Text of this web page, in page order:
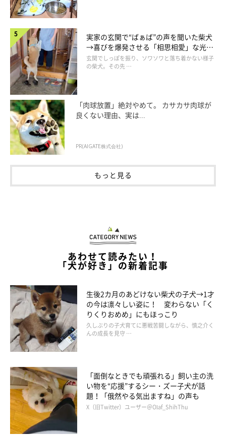
モカアンサラルナ(@mokaannsara_shiba)がシェアした投稿
（写真左から）犬のサラちゃん、猫のルナちゃん
@mokaannsara_shiba
普段からとても仲良しなサラちゃん、ルナちゃん。くっついた
り、じゃれ合ったり、ペロペロしたり、一緒に寝たりと、日常で
は2匹の可愛いやりとりが見られるようです。
本格的に寒くなってくるこれからの季節。ギュッと密着する2匹
の愛らしい姿がたくさん見られるかもしれませんね♪
実家の玄関で“ばぁば”の声を聞いた柴犬
→喜びを爆発させる「相思相愛」な光景
にほっこり
玄関でしっぽを振り、ソワソワと落ち着かない様子
の柴犬。その先 …
「肉球放置」絶対やめて。 カサカサ肉球が
良くない理由、実は...
PR(AIGATE株式会社)
もっと見る
あわせて読みたい！
「犬が好き」の新着記事
生後2カ月のあどけない柴犬の子犬→1才
の今は凛々しい姿に！ 変わらない「く
りくりおめめ」にもほっこり
久しぶりの子犬育てに悪戦苦闘しながら、慎之介く
んの成長を見守 …
「面倒なときでも頑張れる」飼い主の洗
い物を“応援”するシー・ズー子犬が話
題！「俄然やる気出ますね」の声も
X（旧Twitter）ユーザー＠Olaf_ShihThu